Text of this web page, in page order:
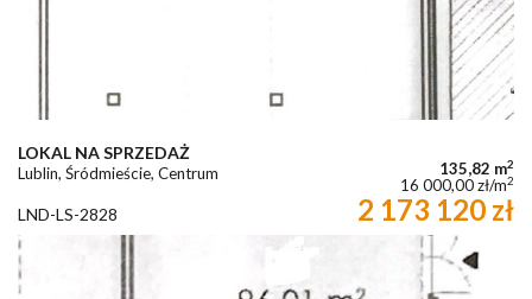
LOKAL NA SPRZEDAŻ
Lublin, Śródmieście, Centrum 135,82 m2
16 000,00 zł/m2
LND-LS-2828 2 173 120 zł